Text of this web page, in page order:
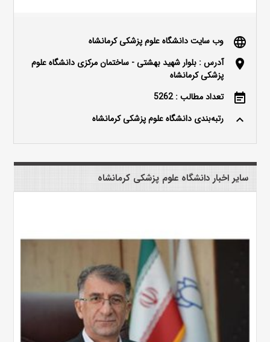
language وب سایت دانشگاه علوم پزشکی کرمانشاه
location_on
آدرس : بلوار شهید بهشتی - ساختمان مرکزی دانشگاه علوم
پزشکی کرمانشاه
event_note تعداد مطالب : 5262
keyboard_arrow_up رتبه‌بندی دانشگاه علوم پزشکی کرمانشاه
سایر اخبار دانشگاه علوم پزشکی کرمانشاه